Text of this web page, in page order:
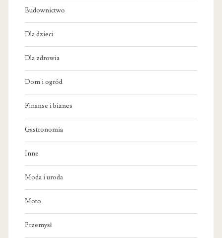
Budownictwo
Dla dzieci
Dla zdrowia
Dom i ogród
Finanse i biznes
Gastronomia
Inne
Moda i uroda
Moto
Przemysł